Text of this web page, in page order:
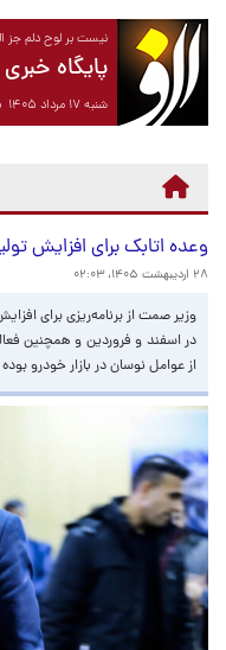
نیست بر لوح دلم جز
پایگاه
شنبه ۱۷ مرداد ۱۴۰۵ برابر با ۰۸ آگوست ۲۰۲۶
وعده اتابک برای افزایش
۲۸ اردیبهشت ۱۴۰۵، ۰۲:۰۳
وزیر صمت از برنامه‌ریزی برای
در اسفند و فروردین و همچنین
از عوامل نوسان در بازار خودرو